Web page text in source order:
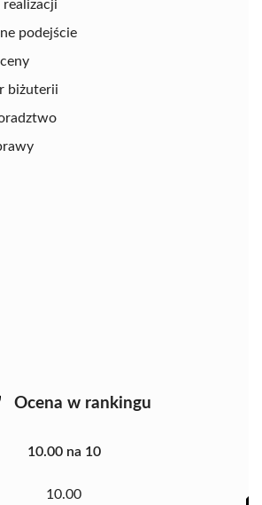
realizacji
podejście
biżuterii
Ocena w rankingu
10.00 na 10
10.00